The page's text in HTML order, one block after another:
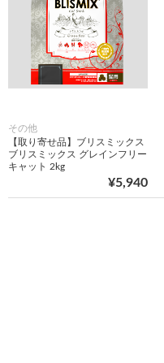
その他
【取り寄せ品】ブリスミックス
ブリスミックス グレインフリー
キャット 2kg
¥5,940